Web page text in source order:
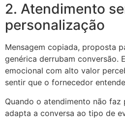
2. Atendimento
personalização
Mensagem copiada, proposta
genérica derrubam conversão.
emocional com alto valor
sentir que o fornecedor
Quando o atendimento não faz
adapta a conversa ao tipo de